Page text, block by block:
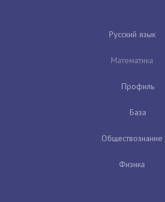
Русский язык
Математика
Профиль
База
Обществознание
Физика